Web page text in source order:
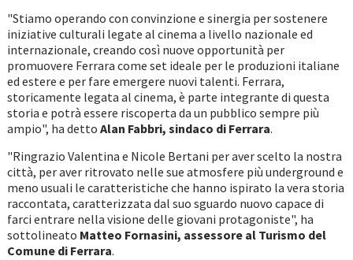
"Stiamo operando con convinzione e sinergia per sostenere
iniziative culturali legate al cinema a livello nazionale ed
internazionale, creando così nuove opportunità per
promuovere Ferrara come set ideale per le produzioni italiane
ed estere e per fare emergere nuovi talenti. Ferrara,
storicamente legata al cinema, è parte integrante di questa
storia e potrà essere riscoperta da un pubblico sempre più
ampio", ha detto Alan Fabbri, sindaco di Ferrara.
"Ringrazio Valentina e Nicole Bertani per aver scelto la nostra
città, per aver ritrovato nelle sue atmosfere più underground e
meno usuali le caratteristiche che hanno ispirato la vera storia
raccontata, caratterizzata dal suo sguardo nuovo capace di
farci entrare nella visione delle giovani protagoniste", ha
sottolineato Matteo Fornasini, assessore al Turismo del
Comune di Ferrara.